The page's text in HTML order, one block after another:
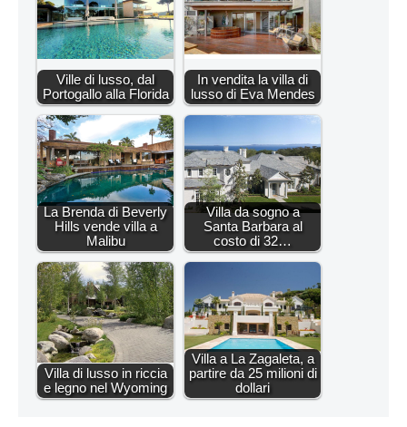
Ville di lusso, dal
Portogallo alla Florida
In vendita la villa di
lusso di Eva Mendes
La Brenda di Beverly
Hills vende villa a
Malibu
Villa da sogno a
Santa Barbara al
costo di 32…
Villa di lusso in riccia
e legno nel Wyoming
Villa a La Zagaleta, a
partire da 25 milioni di
dollari